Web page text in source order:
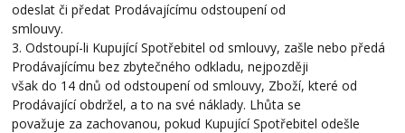
odeslat či předat Prodávajícímu odstoupení od
smlouvy.
3. Odstoupí-li Kupující Spotřebitel od smlouvy, zašle nebo předá
Prodávajícímu bez zbytečného odkladu, nejpozději
však do 14 dnů od odstoupení od smlouvy, Zboží, které od
Prodávající obdržel, a to na své náklady. Lhůta se
považuje za zachovanou, pokud Kupující Spotřebitel odešle